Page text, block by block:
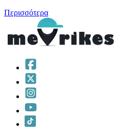
Περισσότερα